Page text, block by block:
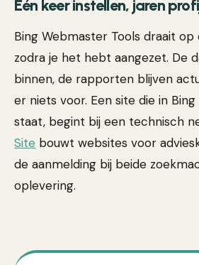
Eén keer instellen, jaren
Bing Webmaster Tools draait
zodra je het hebt aangezet. De
binnen, de rapporten blijven
er niets voor. Een site die in
staat, begint bij een technisch
Site bouwt websites voor
de aanmelding bij beide
oplevering.